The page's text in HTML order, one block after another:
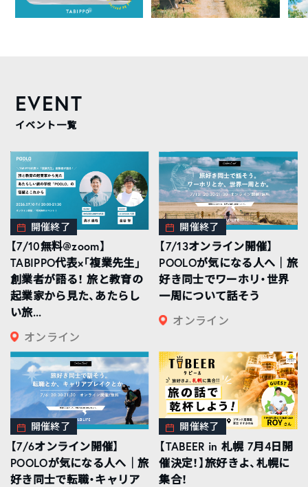
EVENT
イベント一覧
開催終了
【7/10無料@zoom】
TABIPPO代表×「複業先生」
創業者が語る！ 旅と教育の
起業家から見た、あたらし
い旅...
オンライン
開催終了
【7/13オンライン開催】
POOLOが気になる人へ｜旅
好き同士でワーホリ・世界
一周について話そう
オンライン
開催終了
【7/6オンライン開催】
POOLOが気になる人へ｜旅
好き同士で転職・キャリア
開催終了
【TABEER in 札幌 7月4日開
催決定！】旅好きよ、札幌に
集合！